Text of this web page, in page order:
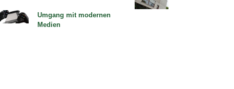
Umgang mit modernen
Medien